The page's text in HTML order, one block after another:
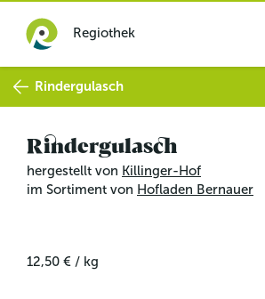
Regiothek
Rindergulasch
Rindergulasch
hergestellt von Killinger-Hof
im Sortiment von Hofladen Bernauer
12,50 € / kg